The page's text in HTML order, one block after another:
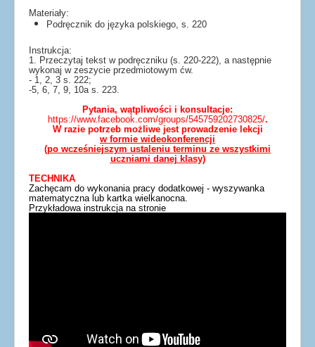
Materiały:
Podręcznik do języka polskiego, s. 220
Instrukcja:
1. Przeczytaj tekst w podręczniku (s. 220-222), a następnie
wykonaj w zeszycie przedmiotowym ćw.
- 1, 2, 3 s. 222;
-5, 6, 7, 9, 10a s. 223.
Pytania, wątpliwości i konsultacje:
https://www.facebook.com/groups/545759202730825/.
W razie potrzeb możliwe jest prowadzenie lekcji
w formie wideokonferencji
(po wcześniejszym ustaleniu terminu ze wszystkimi
uczniami danej klasy)
TECHNIKA
Zachęcam do wykonania pracy dodatkowej - wyszywanka
matematyczna lub kartka wielkanocna.
Przykładowa instrukcja na stronie